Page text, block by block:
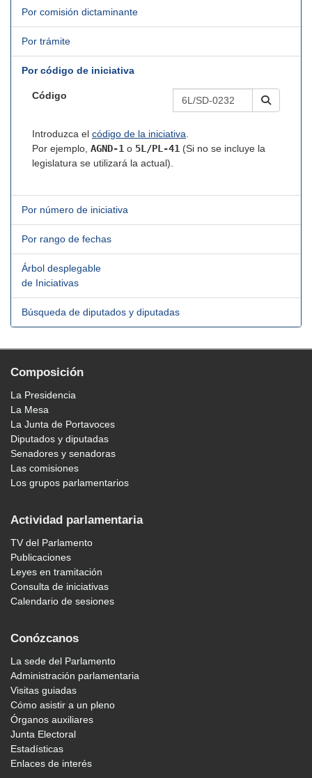
Por comisión dictaminante
Por trámite
Por código de iniciativa
Código
Introduzca el código de la iniciativa.
Por ejemplo, AGND-1 o 5L/PL-41 (Si no se incluye la
legislatura se utilizará la actual).
Por número de iniciativa
Por rango de fechas
Árbol desplegable
de Iniciativas
Búsqueda de diputados y diputadas
Composición
La Presidencia
La Mesa
La Junta de Portavoces
Diputados y diputadas
Senadores y senadoras
Las comisiones
Los grupos parlamentarios
Actividad parlamentaria
TV del Parlamento
Publicaciones
Leyes en tramitación
Consulta de iniciativas
Calendario de sesiones
Conózcanos
La sede del Parlamento
Administración parlamentaria
Visitas guiadas
Cómo asistir a un pleno
Órganos auxiliares
Junta Electoral
Estadísticas
Enlaces de interés